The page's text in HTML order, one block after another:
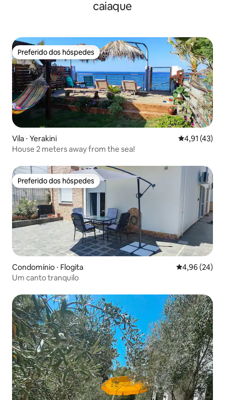
caiaque
Preferido dos hóspedes
Preferido dos hóspedes
Vila ⋅ Yerakini 4,91 de uma
4,91 (43)
House 2 meters away from the sea!
Preferido dos hóspedes
Preferido dos hóspedes
Condomínio ⋅ Flogita 4,96 de uma
4,96 (24)
Um canto tranquilo